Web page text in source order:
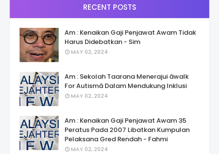
RECENT POSTS
Am : Kenaikan Gaji Penjawat Awam Tidak
Harus Didebatkan - Sim
MAY 02, 2024
Am : Sekolah Taarana Menerajui âwalk
For Autismâ Dalam Mendukung Inklusi
MAY 02, 2024
Am : Kenaikan Gaji Penjawat Awam 35
Peratus Pada 2007 Libatkan Kumpulan
Pelaksana Gred Rendah - Fahmi
MAY 02, 2024